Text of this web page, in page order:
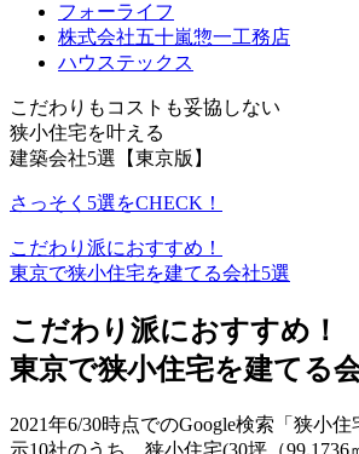
フォーライフ
株式会社五十嵐惣一工務店
ハウステックス
こだわりもコストも妥協しない
狭小住宅を叶える
建築会社5選【東京版】
さっそく5選をCHECK！
こだわり派におすすめ！
東京で狭小住宅を建てる会社5選
こだわり派におすすめ！
東京で狭小住宅を建てる
2021年6/30時点でのGoogle検索「狭小